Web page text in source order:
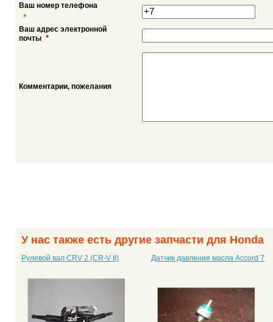
Ваш номер телефона
*
Ваш адрес электронной
почты *
Комментарии, пожелания
У нас также есть другие запчасти для Honda
Рулевой вал CRV 2 (CR-V II) Датчик давления масла Accord 7